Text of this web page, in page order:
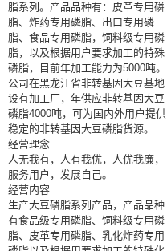
脂系列。产品品种有：皮革专用磷
脂、炸药专用磷脂、出口专用磷
脂、食品专用磷脂，饲料级专用磷
脂，以及根据用户要求加工的特殊
磷脂，目前年加工能力为5000吨。
公司在黑龙江省非转基因大豆基地
设有加工厂，年供应非转基因大豆
磷脂4000吨，可为国内外用户提供
稳定的非转基因大豆磷脂货源。
经营理念
人无我有，人有我优，人优我廉，
服务用户，发展自己。
经营内容
生产大豆磷脂系列产品，产品品种
有食品级专用磷脂、饲料级专用磷
脂、皮革专用磷脂、乳化炸药专用